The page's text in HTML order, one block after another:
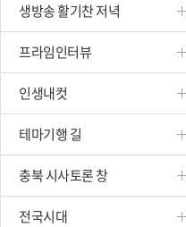
생방송 활기찬 저녁
프라임인터뷰
인생내컷
테마기행 길
충북 시사토론 창
전국시대